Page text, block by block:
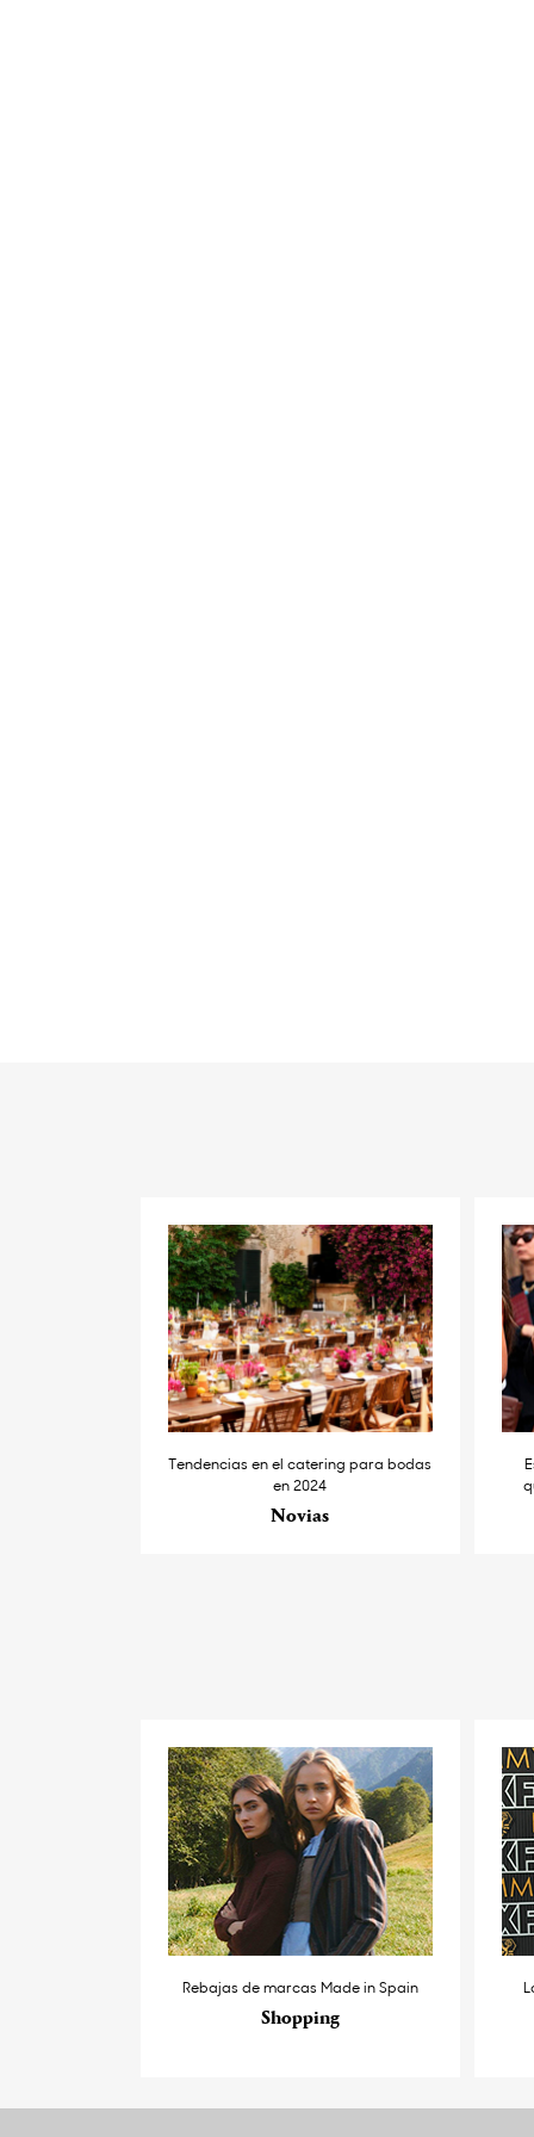
Tendencias en el catering para bodas
en 2024
Novias
Rebajas de marcas Made in Spain
Shopping